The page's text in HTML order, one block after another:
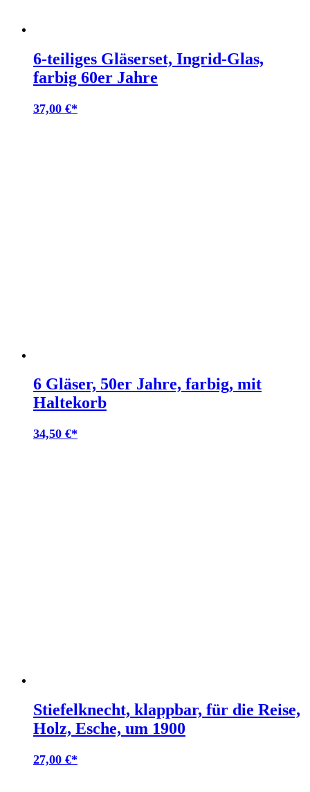
6-teiliges Gläserset, Ingrid-Glas,
farbig 60er Jahre
37,00 €
6 Gläser, 50er Jahre, farbig, mit
Haltekorb
34,50 €
Stiefelknecht, klappbar, für die Reise,
Holz, Esche, um 1900
27,00 €